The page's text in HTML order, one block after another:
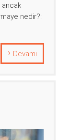
ancak
nedir?:
Devamı